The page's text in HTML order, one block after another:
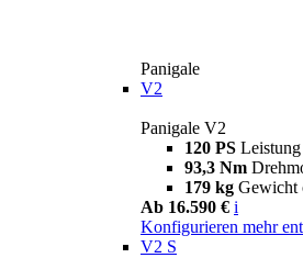
Panigale
V2
Panigale V2
120 PS Leistung
93,3 Nm
179 kg Gewicht
Ab 16.590 € i
Konfigurieren mehr
V2 S